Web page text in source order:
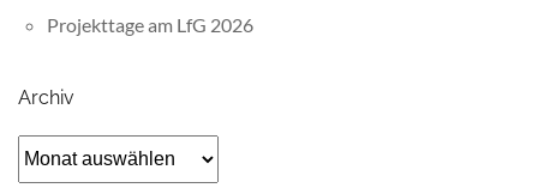
Projekttage am LfG 2026
Archiv
Archiv